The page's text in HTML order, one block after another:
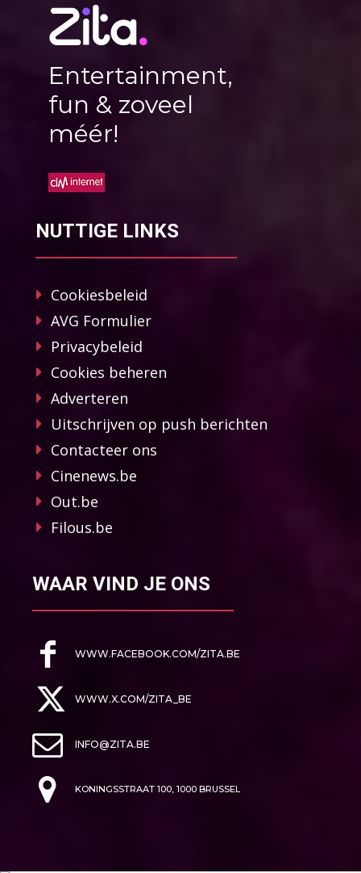
Entertainment,
fun & zoveel
méér!
NUTTIGE LINKS
Cookiesbeleid
AVG Formulier
Privacybeleid
Cookies beheren
Adverteren
Uitschrijven op push berichten
Contacteer ons
Cinenews.be
Out.be
Filous.be
WAAR VIND JE ONS
WWW.FACEBOOK.COM/ZITA.BE
WWW.X.COM/ZITA_BE
INFO@ZITA.BE
KONINGSSTRAAT 100, 1000 BRUSSEL